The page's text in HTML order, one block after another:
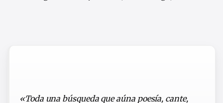
«Toda una búsqueda que aúna poesía, cante,